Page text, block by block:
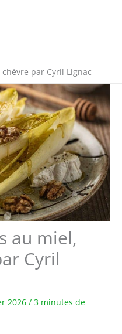
par Cyril Lignac
au miel,
Cyril
2026 / 3 minutes de